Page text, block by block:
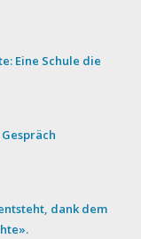
Eine Schule die
dank dem